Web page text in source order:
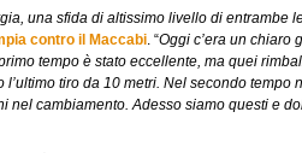
una sfida di altissimo livello di entrambe
contro il Maccabi. “Oggi c’era un chiaro
tempo è stato eccellente, ma quei
tiro da 10 metri. Nel secondo tempo
nel cambiamento. Adesso siamo questi e